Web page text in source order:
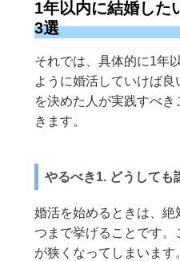
1年以内に結婚した
3選
それでは、具体的に1年
ように婚活していけば
を決めた人が実践すべ
きます。
やるべき1. どうしても
婚活を始めるときは、
つまで挙げることです
が狭くなってしまいます